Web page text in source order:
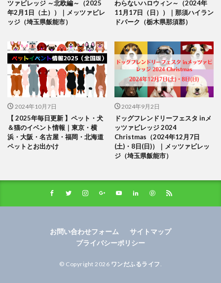
ツァビレッジ ～北欧編～（2025
年2月1日（土））｜メッツァビレ
ッジ（埼玉県飯能市）
わらないハロウィン～（2024年
11月17日（日））｜那須ハイラン
ドパーク（栃木県那須郡）
2024年10月7日
【 2025年毎日更新 】ペット・犬
＆猫のイベント情報｜東京・横
浜・大阪・名古屋・福岡・北海道
ペットとお出かけ
2024年9月2日
ドッグフレンドリーフェスタ inメ
ッツァビレッジ 2024
Christmas（2024年12月7日
(土)・8日(日)）｜メッツァビレッ
ジ（埼玉県飯能市）
お問い合わせフォーム
サイトマップ
プライバシーポリシー
© Copyright 2026 ワンだふるライフ.